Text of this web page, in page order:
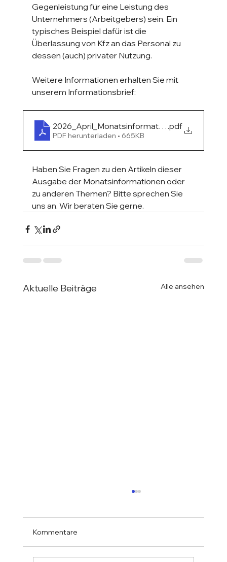
Gegenleistung für eine Leistung des
Unternehmers (Arbeitgebers) sein. Ein
typisches Beispiel dafür ist die
Überlassung von Kfz an das Personal zu
dessen (auch) privater Nutzung.
Weitere Informationen erhalten Sie mit
unserem Informationsbrief:
2026_April_Monatsinformation.pdf
PDF herunterladen • 665KB
Haben Sie Fragen zu den Artikeln dieser
Ausgabe der Monatsinformationen oder
zu anderen Themen? Bitte sprechen Sie
uns an. Wir beraten Sie gerne.
Aktuelle Beiträge Alle ansehen
Kommentare